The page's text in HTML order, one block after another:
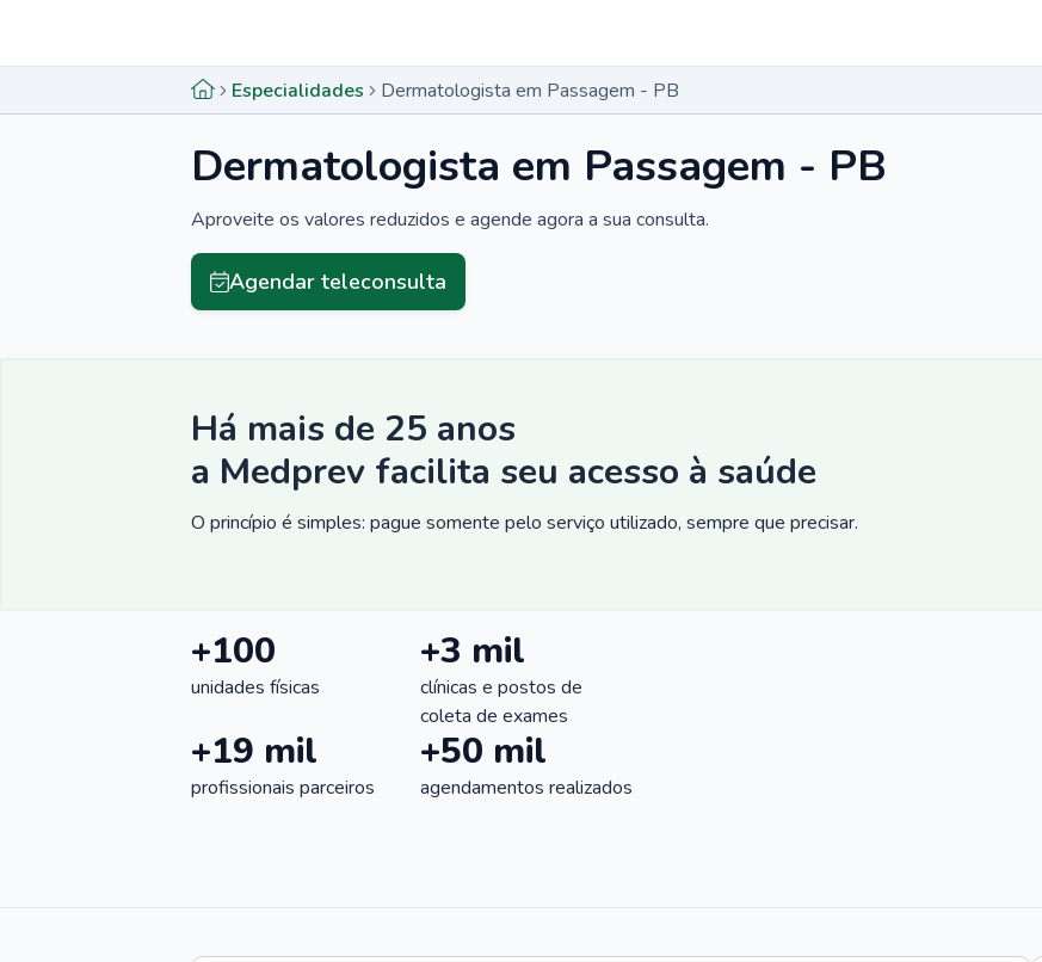
Especialidades Dermatologista em Passagem - PB
Dermatologista em Passagem - PB
Aproveite os valores reduzidos e agende agora a sua consulta.
Agendar teleconsulta
Há mais de 25 anos
a Medprev facilita seu acesso à saúde
O princípio é simples: pague somente pelo serviço utilizado, sempre que precisar.
+100
unidades físicas
+3 mil
clínicas e postos de
coleta de exames
+19 mil
profissionais parceiros
+50 mil
agendamentos realizados